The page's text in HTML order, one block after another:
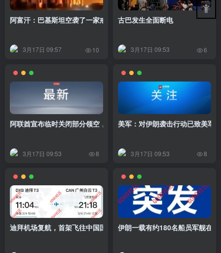
阿富汗：巴基斯坦空袭了一家戒毒康复中心致200多人死亡！巴基斯
3月17日 09:57 10
古巴发生全面断电
3月17日 09:53 6
阿联酋宣布临时关闭部分领空，“因防空系统正在应对来自伊朗的导
3月17日 09:53 8
美军：对伊朗袭击行动已致美军
3月17日 09:53 8
迪拜机场复航，首架飞往中国国内航班今晚落地广州，白云机场证实
伊朗一载有约180名船员军舰在